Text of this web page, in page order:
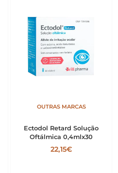
OUTRAS MARCAS
Ectodol Retard Solução
Oftálmica 0,4mlx30
22,15€